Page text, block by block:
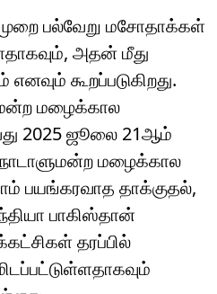
பல்வேறு மசோதாக்கள்
அதன் மீது
கூறப்படுகிறது.
மழைக்கால
2025 ஜூலை 21ஆம்
மழைக்கால
பயங்கரவாத தாக்குதல்,
பாகிஸ்தான்
தரப்பில்